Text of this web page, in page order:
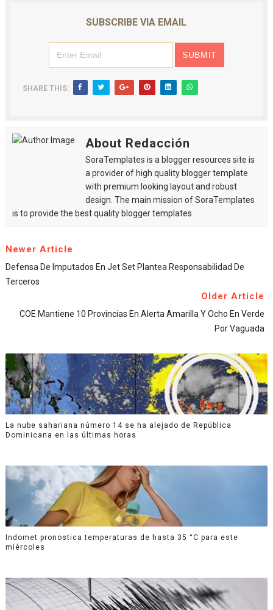
SUBSCRIBE VIA EMAIL
SHARE THIS:
About Redacción
SoraTemplates is a blogger resources site is
a provider of high quality blogger template
with premium looking layout and robust
design. The main mission of SoraTemplates
is to provide the best quality blogger templates.
Newer Article
Defensa De Imputados En Jet Set Plantea Responsabilidad De
Terceros
Older Article
COE Mantiene 10 Provincias En Alerta Amarilla Y Ocho En Verde
Por Vaguada
La nube sahariana número 14 se ha alejado de República
Dominicana en las últimas horas
Indomet pronostica temperaturas de hasta 35 °C para este
miércoles